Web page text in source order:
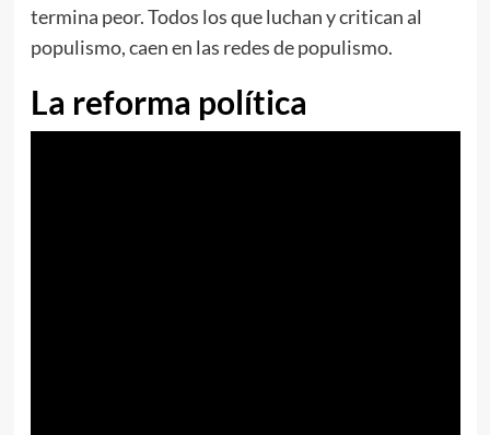
termina peor. Todos los que luchan y critican al
populismo, caen en las redes de populismo.
La reforma política